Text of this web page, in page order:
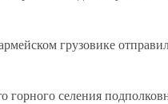
грузовике
горного селения